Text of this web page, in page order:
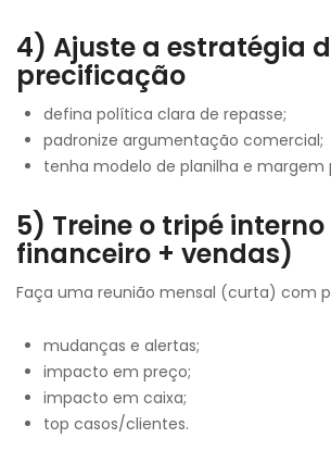
4) Ajuste a estratégia
precificação
defina política clara de repasse;
padronize argumentação comercial;
tenha modelo de planilha e margem
5) Treine o tripé
financeiro + vendas)
Faça uma reunião mensal (curta) com
mudanças e alertas;
impacto em preço;
impacto em caixa;
top casos/clientes.